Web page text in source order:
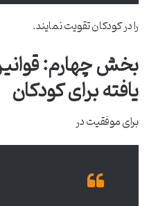
را در کودکان تقویت نمایند.
بخش چهارم:
یافته برای کودکان
برای موفقیت در